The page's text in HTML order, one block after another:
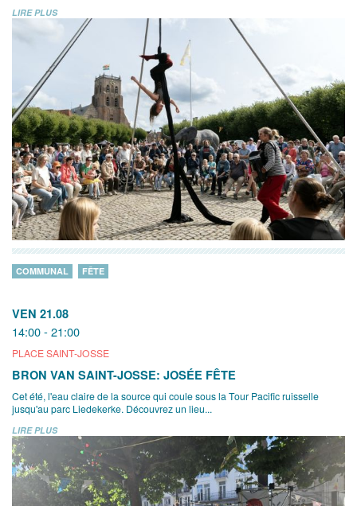
LIRE PLUS
VEN 21.08
14:00 - 21:00
PLACE SAINT-JOSSE
COMMUNAL FÊTE
BRON VAN SAINT-JOSSE: JOSÉE FÊTE
Cet été, l'eau claire de la source qui coule sous la Tour Pacific ruisselle
jusqu'au parc Liedekerke. Découvrez un lieu...
LIRE PLUS